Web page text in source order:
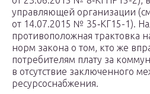
управляющей организации
от 14.07.2015 № 35‑КГ15-1).
противоположная трактовка
норм закона о том, кто же
потребителям плату за
в отсутствие заключенного
ресурсоснабжения.